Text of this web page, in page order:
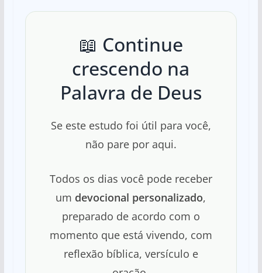
📖 Continue
crescendo na
Palavra de Deus
Se este estudo foi útil para você,
não pare por aqui.
Todos os dias você pode receber
um devocional personalizado,
preparado de acordo com o
momento que está vivendo, com
reflexão bíblica, versículo e